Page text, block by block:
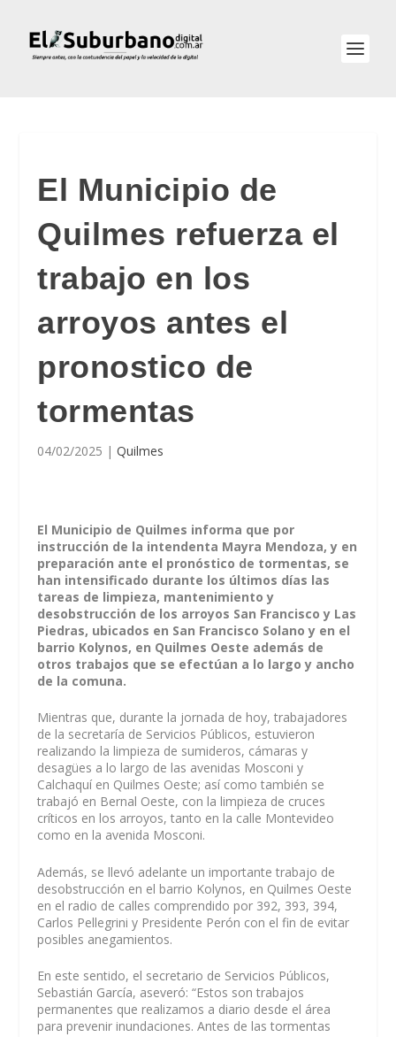
El Municipio de
Quilmes refuerza el
trabajo en los
arroyos antes el
pronostico de
tormentas
04/02/2025 |Quilmes
El Municipio de Quilmes informa que por
instrucción de la intendenta Mayra Mendoza, y en
preparación ante el pronóstico de tormentas, se
han intensificado durante los últimos días las
tareas de limpieza, mantenimiento y
desobstrucción de los arroyos San Francisco y Las
Piedras, ubicados en San Francisco Solano y en el
barrio Kolynos, en Quilmes Oeste además de
otros trabajos que se efectúan a lo largo y ancho
de la comuna.
Mientras que, durante la jornada de hoy, trabajadores
de la secretaría de Servicios Públicos, estuvieron
realizando la limpieza de sumideros, cámaras y
desagües a lo largo de las avenidas Mosconi y
Calchaquí en Quilmes Oeste; así como también se
trabajó en Bernal Oeste, con la limpieza de cruces
críticos en los arroyos, tanto en la calle Montevideo
como en la avenida Mosconi.
Además, se llevó adelante un importante trabajo de
desobstrucción en el barrio Kolynos, en Quilmes Oeste
en el radio de calles comprendido por 392, 393, 394,
Carlos Pellegrini y Presidente Perón con el fin de evitar
posibles anegamientos.
En este sentido, el secretario de Servicios Públicos,
Sebastián García, aseveró: “Estos son trabajos
permanentes que realizamos a diario desde el área
para prevenir inundaciones. Antes de las tormentas